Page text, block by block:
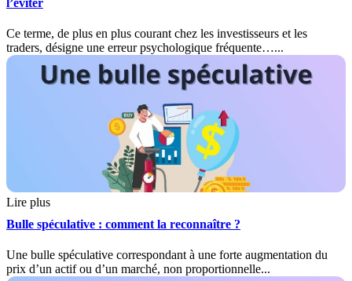
Ce terme, de plus en plus courant chez les investisseurs et les
traders, désigne une erreur psychologique fréquente…...
Lire plus
Bulle spéculative : comment la reconnaître ?
Une bulle spéculative correspondant à une forte augmentation du
prix d’un actif ou d’un marché, non proportionnelle...